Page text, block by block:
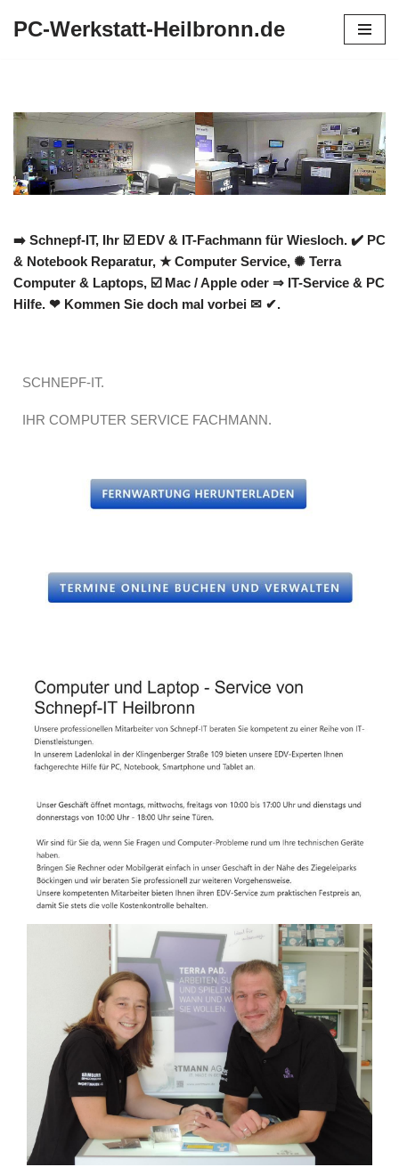
PC-Werkstatt-Heilbronn.de
➡️ Schnepf-IT, Ihr ☑️ EDV & IT-Fachmann für Wiesloch. ✔️ PC
& Notebook Reparatur, ★ Computer Service, ✺ Terra
Computer & Laptops, ☑️ Mac / Apple oder ⇒ IT-Service & PC
Hilfe. ❤ Kommen Sie doch mal vorbei ✉ ✔.
SCHNEPF-IT.
IHR COMPUTER SERVICE FACHMANN.